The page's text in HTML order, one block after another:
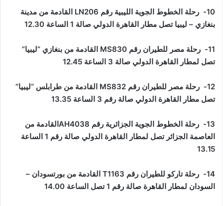
10- رحلة الخطوط الجوية الليبية رقم LN206 القادمة من مدينة
بنغازي – ليبيا تصل مطار القاهرة الدولي صالة 1 الساعة 12.30
11- رحلة مصر للطيران رقم MS830 القادمة من بنغازي “ليبيا”
تصل لمطار القاهرة الدولي صالة 3 الساعة 12.45
12- رحلة مصر للطيران رقم MS832 القادمة من طرابلس “ليبيا”
تصل مطار القاهرة الدولي صالة رقم 3 الساعة 13.35
13- رحلة الخطوط الجوية الجزائرية رقم AH4038القادمة من
العاصمة الجزائر تصل لمطار القاهرة الدولي صالة رقم 1 الساعة
13.15
14- رحلة تاركو للطيران رقم T1163 القادمة من بورتسودان –
السودان لمطار القاهرة صالة رقم 1 تصل الساعة 14.00